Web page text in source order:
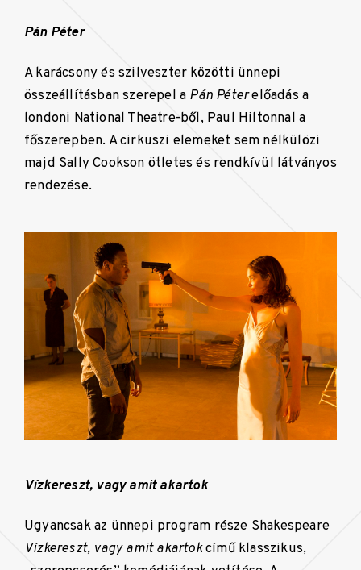
Pán Péter
A karácsony és szilveszter közötti ünnepi
összeállításban szerepel a Pán Péterelőadás a
londoni National Theatre-ből, Paul Hiltonnal a
főszerepben. A cirkuszi elemeket sem nélkülözi
majd Sally Cookson ötletes és rendkívül látványos
rendezése.
Vízkereszt, vagy amit akartok
Ugyancsak az ünnepi program része Shakespeare
Vízkereszt, vagy amit akartokcímű klasszikus,